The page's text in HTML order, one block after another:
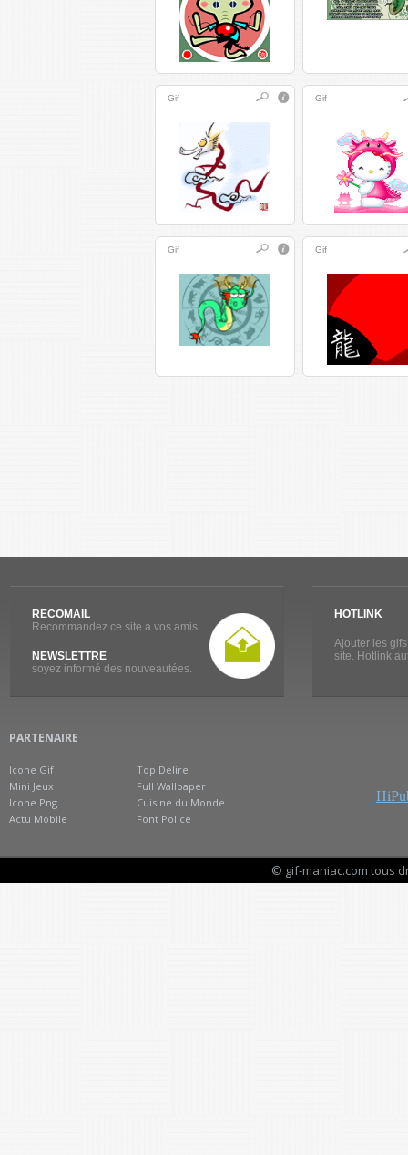
Gif Gif
Gif Gif
RECOMAIL
Recommandez ce site a vos amis.
NEWSLETTRE
soyez informé des nouveautées.
HOTLINK
Ajouter les
site. Hotlink
PARTENAIRE
Icone Gif
Mini Jeux
Icone Png
Actu Mobile
Top Delire
Full Wallpaper
Cuisine du Monde
Font Police
© gif-maniac.com tous